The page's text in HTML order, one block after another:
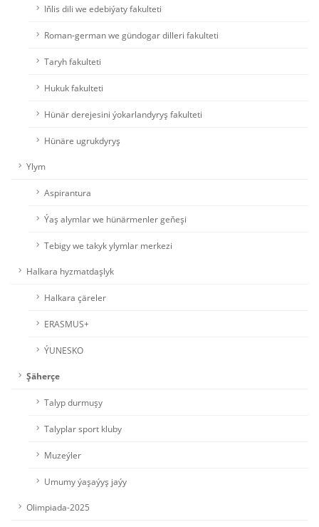
Iňlis dili we edebiýaty fakulteti
Roman-german we gündogar dilleri fakulteti
Taryh fakulteti
Hukuk fakulteti
Hünär derejesini ýokarlandyryş fakulteti
Hünäre ugrukdyryş
Ylym
Aspirantura
Ýaş alymlar we hünärmenler geňeşi
Tebigy we takyk ylymlar merkezi
Halkara hyzmatdaşlyk
Halkara çäreler
ERASMUS+
ÝUNESKO
Şäherçe
Talyp durmuşy
Talyplar sport kluby
Muzeýler
Umumy ýaşaýyş jaýy
Olimpiada-2025